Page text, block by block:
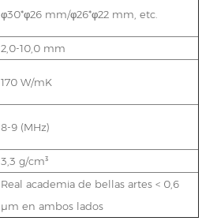
φ30*φ26 mm/φ26*φ22 ​​mm, etc.
2,0-10,0 mm
170 W/mK
8-9 (MHz)
3,3 g/cm³
Real academia de bellas artes < 0,6
μm en ambos lados